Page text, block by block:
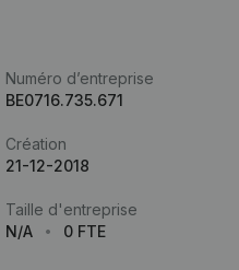
Numéro d’entreprise
BE0716.735.671
Création
21-12-2018
Taille d'entreprise
N/A
0 FTE